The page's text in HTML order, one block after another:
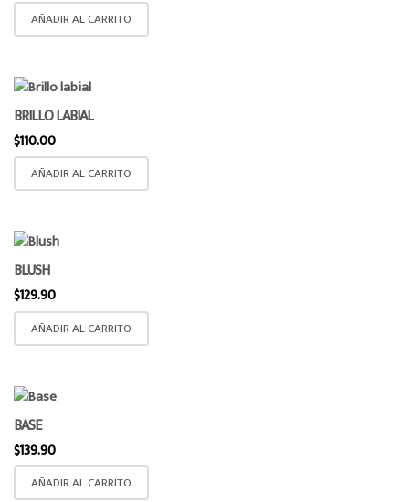
AÑADIR AL CARRITO
BRILLO LABIAL
$110.00
AÑADIR AL CARRITO
BLUSH
$129.90
AÑADIR AL CARRITO
BASE
$139.90
AÑADIR AL CARRITO